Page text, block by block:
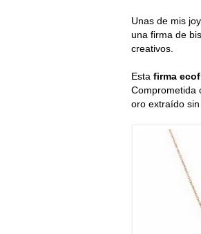
Unas de mis
una firma de
creativos.
Esta firma
Comprometida
oro extraído